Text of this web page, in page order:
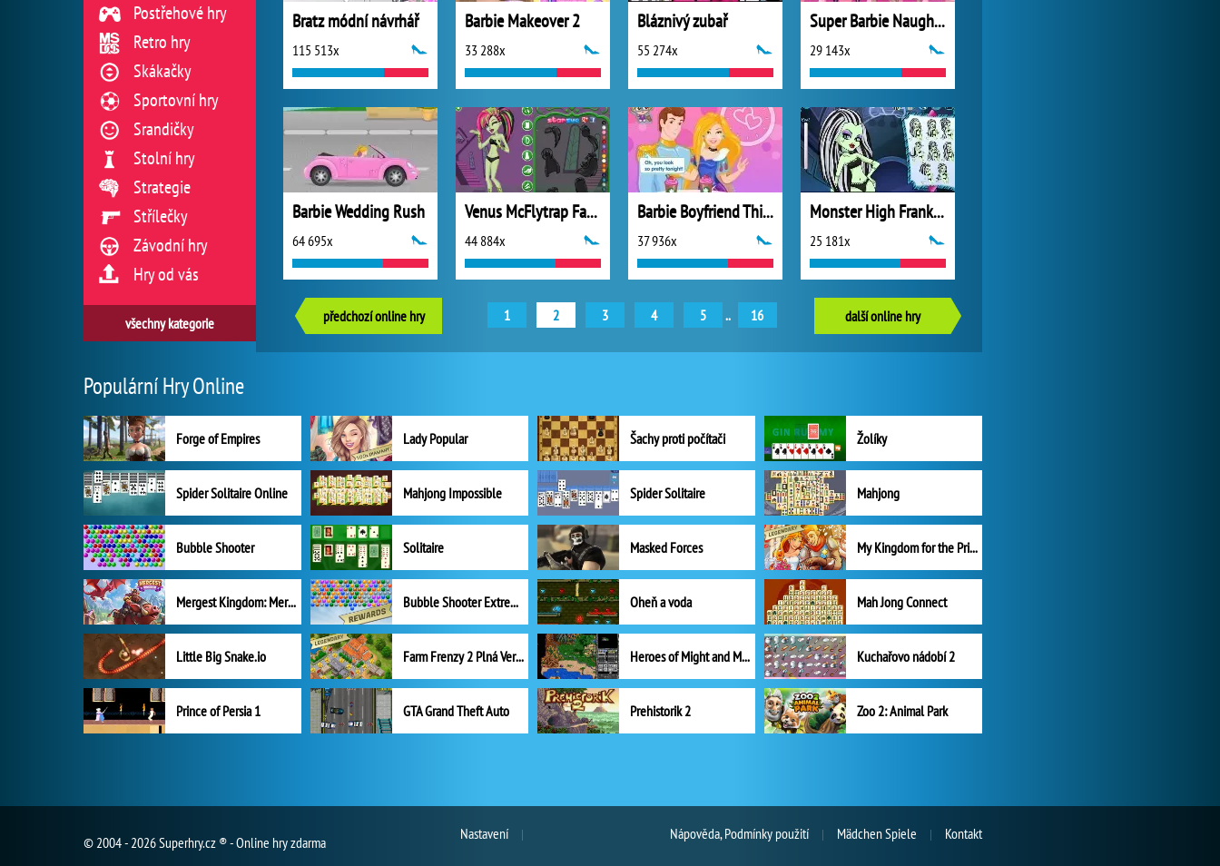
Bratz módní návrhář
115 513x
Barbie Makeover 2
33 288x
Bláznivý zubař
55 274x
Super Barbie Naughty and Nice
29 143x
Barbie Wedding Rush
64 695x
Venus McFlytrap Fashion
44 884x
Barbie Boyfriend Thief
37 936x
Monster High Frankie Stein Hairstyle
25 181x
předchozí online hry 1 2 3 4 5 .. 16 další online hry
Postřehové hry
Retro hry
Skákačky
Sportovní hry
Srandičky
Stolní hry
Strategie
Střílečky
Závodní hry
Hry od vás
všechny kategorie
Populární Hry Online
Forge of Empires Lady Popular Šachy proti počítači Žolíky
Spider Solitaire Online Mahjong Impossible Spider Solitaire Mahjong
Bubble Shooter Solitaire Masked Forces My Kingdom for the Princess Plná verze
Mergest Kingdom: Merge Puzzle Bubble Shooter Extreme Oheň a voda Mah Jong Connect
Little Big Snake.io Farm Frenzy 2 Plná Verze Heroes of Might and Magic II Kuchařovo nádobí 2
Prince of Persia 1 GTA Grand Theft Auto Prehistorik 2 Zoo 2: Animal Park
Nastavení
© 2004 - 2026 Superhry.cz ® - Online hry zdarma Nápověda, Podmínky použití Mädchen Spiele Kontakt